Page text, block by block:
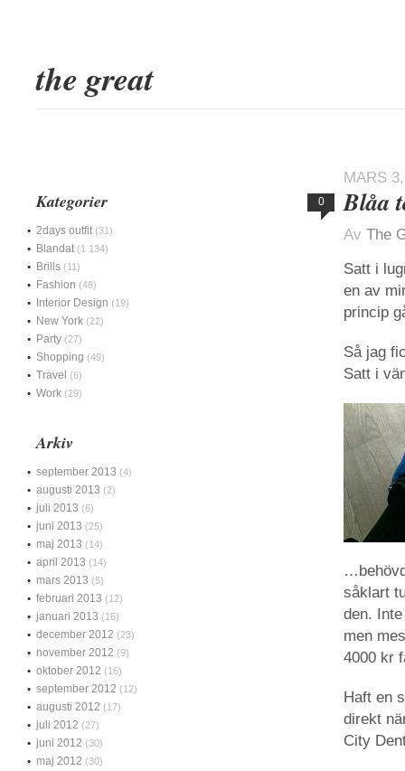
the great
MARS
0 Blåa
Av The
Satt i
en av
princip
Så jag
Satt i
såklart
den.
men
4000 kr
Haft en
direkt
City
Kategorier
2days outfit (31)
Blandat (1 134)
Brills (11)
Fashion (48)
Interior Design (19)
New York (22)
Party (27)
Shopping (49)
Travel (6)
Work (29)
Arkiv
september 2013 (4)
augusti 2013 (2)
juli 2013 (6)
juni 2013 (25)
maj 2013 (14)
april 2013 (14)
mars 2013 (5)
februari 2013 (12)
januari 2013 (16)
december 2012 (23)
november 2012 (9)
oktober 2012 (16)
september 2012 (12)
augusti 2012 (17)
juli 2012 (27)
juni 2012 (30)
maj 2012 (30)